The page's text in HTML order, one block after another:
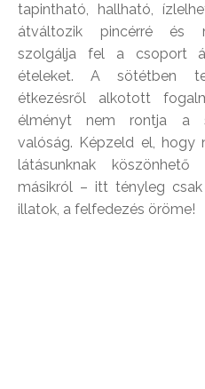
tapintható, hallható,
átváltozik pincérré és
szolgálja fel a csoport
ételeket. A sötétben
étkezésről alkotott
élményt nem rontja a
valóság. Képzeld el,
látásunknak
másikról – itt tényleg
illatok, a felfedezés öröme!